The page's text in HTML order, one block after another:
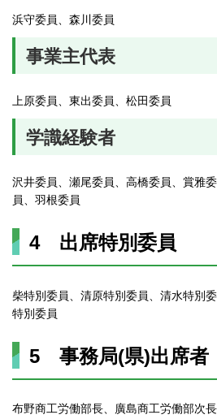
浜守委員、森川委員
事業主代表
上原委員、東出委員、松田委員
学識経験者
沢井委員、瀬尾委員、高橋委員、賞雅
員、羽根委員
4 出席特別委員
柴特別委員、清原特別委員、清水特別
特別委員
5 事務局(県)出席者
布野商工労働部長、廣島商工労働部次